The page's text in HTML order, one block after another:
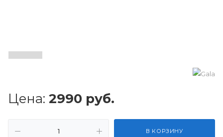
Цена: 2990 руб.
В КОРЗИНУ